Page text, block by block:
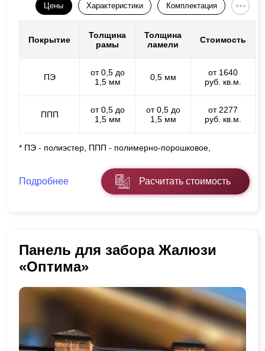
Цены Характеристики Комплектация
Покрытие
Толщина
рамы
Толщина
ламели
Стоимость
ПЭ
от 0,5 до
1,5 мм
0,5 мм
от 1640
руб. кв.м.
ППП
от 0,5 до
1,5 мм
от 0,5 до
1,5 мм
от 2277
руб. кв.м.
* ПЭ - полиэстер, ППП - полимерно-порошковое,
Подробнее Расчитать стоимость
Панель для забора Жалюзи
«Оптима»